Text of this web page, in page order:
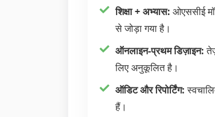
शिक्षा + अभ्यास: ओएससीई
से जोड़ा गया है।
ऑनलाइन-प्रथम डिज़ाइन:
लिए अनुकूलित है।
ऑडिट और रिपोर्टिंग:
हैं।